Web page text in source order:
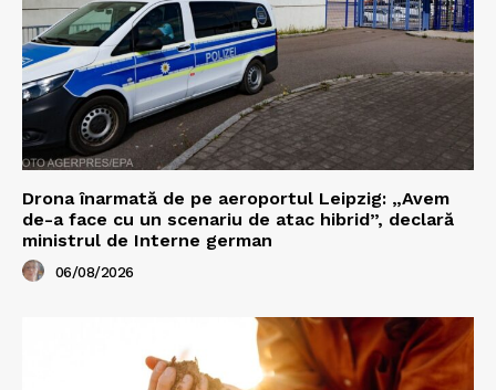
Drona înarmată de pe aeroportul Leipzig: „Avem
de-a face cu un scenariu de atac hibrid”, declară
ministrul de Interne german
06/08/2026